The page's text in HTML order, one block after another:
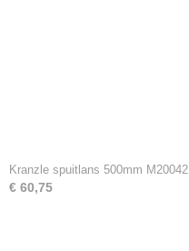
Kranzle spuitlans 500mm M20042
€ 60,75